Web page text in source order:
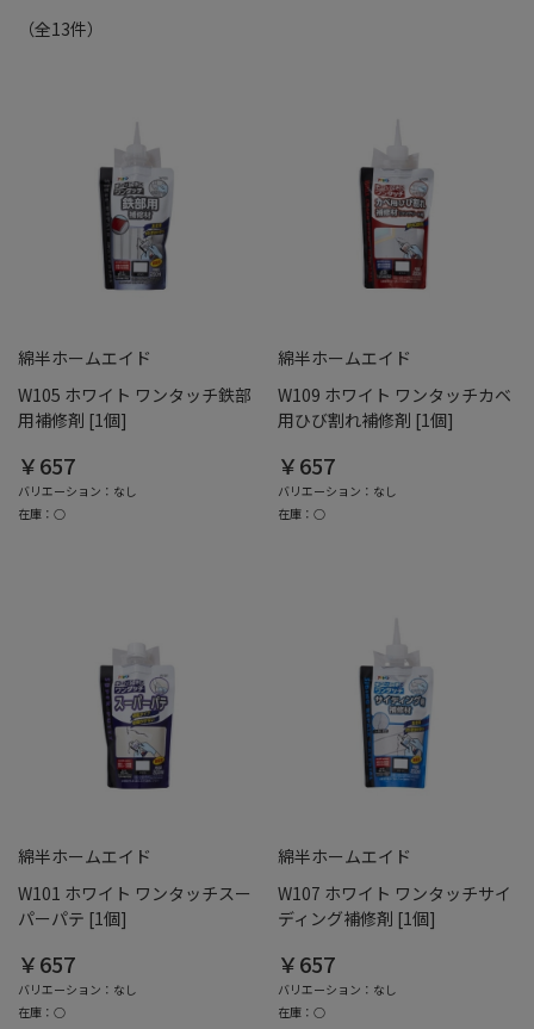
（全13件）
綿半ホームエイド
W105 ホワイト ワンタッチ鉄部
用補修剤 [1個]
￥657
バリエーション：なし
在庫：○
綿半ホームエイド
W109 ホワイト ワンタッチカベ
用ひび割れ補修剤 [1個]
￥657
バリエーション：なし
在庫：○
綿半ホームエイド
W101 ホワイト ワンタッチスー
パーパテ [1個]
￥657
バリエーション：なし
在庫：○
綿半ホームエイド
W107 ホワイト ワンタッチサイ
ディング補修剤 [1個]
￥657
バリエーション：なし
在庫：○